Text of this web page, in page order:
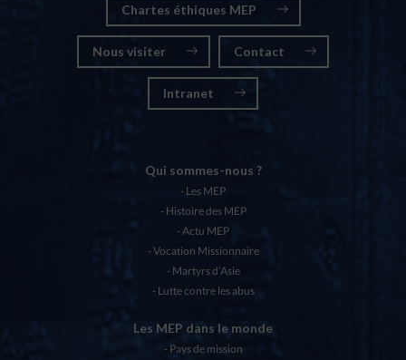
Chartes éthiques MEP
Nous visiter Contact
Intranet
Qui sommes-nous ?
Les MEP
Histoire des MEP
Actu MEP
Vocation Missionnaire
Martyrs d’Asie
Lutte contre les abus
Les MEP dans le monde
Pays de mission